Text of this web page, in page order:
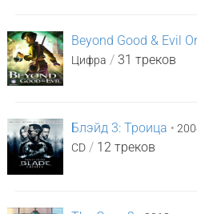
Beyond Good & Evil
Цифра / 31 треков
Блэйд 3: Троица •
CD / 12 треков